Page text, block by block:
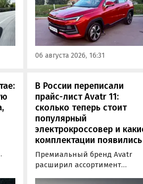
тыс. рублей. Получить такую
скидку можно при покупке
нового автомобиля 2025 или
2026 года выпуска в период
по 31 августа, сообщили в
пресс-службе компании.
06 августа 2026, 16:31
В России переписали
прайс-лист Avatr 11:
сколько теперь стоит
популярный
электрокроссовер и
комплектации появились
Премиальный бренд Avatr
расширил ассортимент